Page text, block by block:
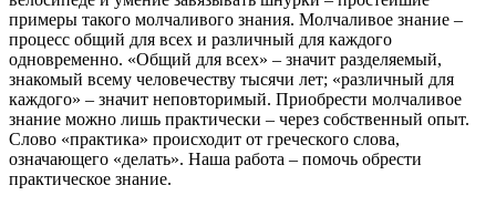
примеры такого молчаливого знания. Молчаливое знание –
процесс общий для всех и различный для каждого
одновременно. «Общий для всех» – значит разделяемый,
знакомый всему человечеству тысячи лет; «различный для
каждого» – значит неповторимый. Приобрести молчаливое
знание можно лишь практически – через собственный опыт.
Слово «практика» происходит от греческого слова,
означающего «делать». Наша работа – помочь обрести
практическое знание.